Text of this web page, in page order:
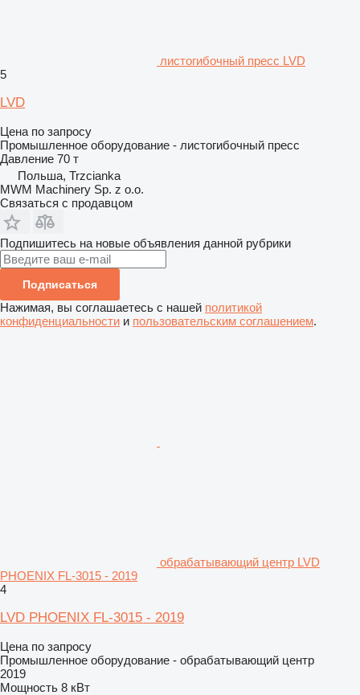
листогибочный пресс LVD
5
LVD
Цена по запросу
Промышленное оборудование - листогибочный пресс
Давление 70 т
Польша, Trzcianka
MWM Machinery Sp. z o.o.
Связаться с продавцом
Подпишитесь на новые объявления данной рубрики
Подписаться
Нажимая, вы соглашаетесь с нашей политикой
конфиденциальности и пользовательским соглашением.
обрабатывающий центр LVD
PHOENIX FL-3015 - 2019
4
LVD PHOENIX FL-3015 - 2019
Цена по запросу
Промышленное оборудование - обрабатывающий центр
2019
Мощность 8 кВт